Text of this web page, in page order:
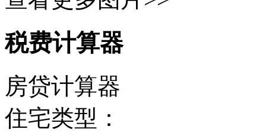
税费计算器
房贷计算器
住宅类型：